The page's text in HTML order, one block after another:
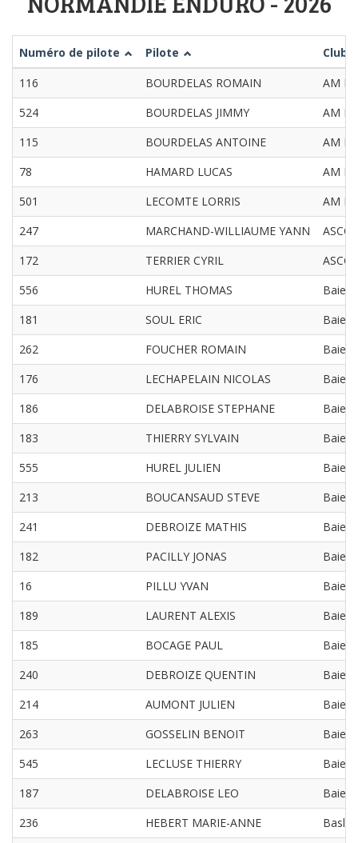
Numéro de pilote Pilote
Club
116
BOURDELAS ROMAIN
AM
524
BOURDELAS JIMMY
AM
115
BOURDELAS ANTOINE
AM
78
HAMARD LUCAS
AM
501
LECOMTE LORRIS
AM
247
MARCHAND-WILLIAUME YANN
ASCG
172
TERRIER CYRIL
ASCG
556
HUREL THOMAS
Baie
181
SOUL ERIC
Baie
262
FOUCHER ROMAIN
Baie
176
LECHAPELAIN NICOLAS
Baie
186
DELABROISE STEPHANE
Baie
183
THIERRY SYLVAIN
Baie
555
HUREL JULIEN
Baie
213
BOUCANSAUD STEVE
Baie
241
DEBROIZE MATHIS
Baie
182
PACILLY JONAS
Baie
16
PILLU YVAN
Baie
189
LAURENT ALEXIS
Baie
185
BOCAGE PAUL
Baie
240
DEBROIZE QUENTIN
Baie
214
AUMONT JULIEN
Baie
263
GOSSELIN BENOIT
Baie
545
LECLUSE THIERRY
Baie
187
DELABROISE LEO
Baie
236
HEBERT MARIE-ANNE
Basly